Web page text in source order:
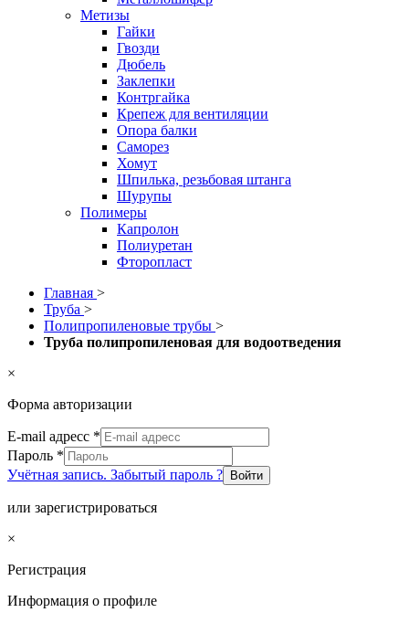
Метизы
Гайки
Гвозди
Дюбель
Заклепки
Контргайка
Крепеж для вентиляции
Опора балки
Саморез
Хомут
Шпилька, резьбовая штанга
Шурупы
Полимеры
Капролон
Полиуретан
Фторопласт
Главная >
Труба >
Полипропиленовые трубы >
Труба полипропиленовая для водоотведения
×
Форма авторизации
E-mail адресс *
Пароль *
Учётная запись. Забытый пароль ?
Войти
или зарегистрироваться
×
Регистрация
Информация о профиле